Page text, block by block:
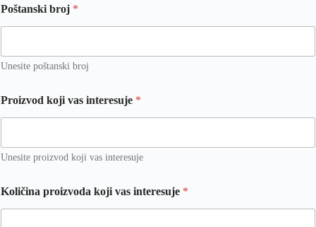
Poštanski broj *
Unesite poštanski broj
Proizvod koji vas interesuje *
Unesite proizvod koji vas interesuje
Količina proizvoda koji vas interesuje *